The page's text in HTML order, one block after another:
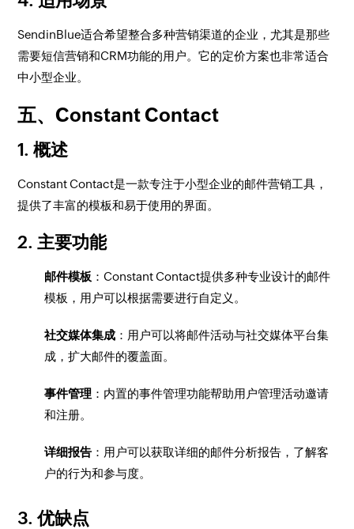
SendinBlue适合希望整合多种营销渠道的企业，尤其是那些
需要短信营销和CRM功能的用户。它的定价方案也非常适合
中小型企业。
五、Constant Contact
1. 概述
Constant Contact是一款专注于小型企业的邮件营销工具，
提供了丰富的模板和易于使用的界面。
2. 主要功能
邮件模板 ：Constant Contact提供多种专业设计的邮件
模板，用户可以根据需要进行自定义。
社交媒体集成 ：用户可以将邮件活动与社交媒体平台集
成，扩大邮件的覆盖面。
事件管理 ：内置的事件管理功能帮助用户管理活动邀请
和注册。
详细报告 ：用户可以获取详细的邮件分析报告，了解客
户的行为和参与度。
3. 优缺点